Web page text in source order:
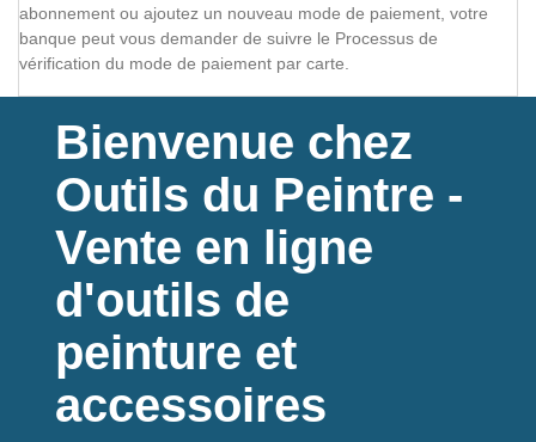
abonnement ou ajoutez un nouveau mode de paiement, votre
banque peut vous demander de suivre le Processus de
vérification du mode de paiement par carte.
Bienvenue chez
Outils du Peintre -
Vente en ligne
d'outils de
peinture et
accessoires